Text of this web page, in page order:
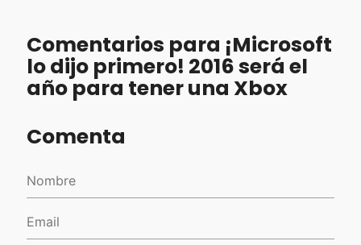
Comentarios para ¡Microsoft
lo dijo primero! 2016 será el
año para tener una Xbox
Comenta